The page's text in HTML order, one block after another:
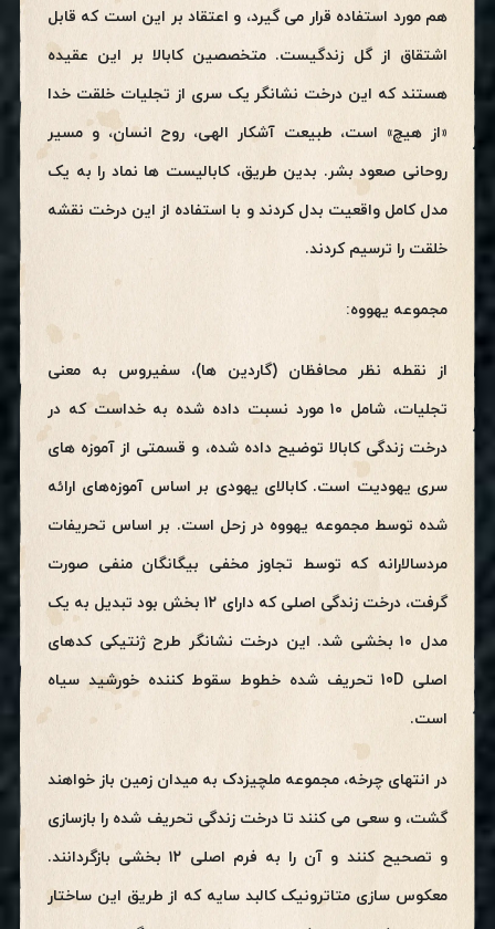
هم مورد استفاده قرار می گیرد، و اعتقاد بر این است که قابل
اشتقاق از گل زندگیست. متخصصین کابالا بر این عقیده
هستند که این درخت نشانگر یک سری از تجلیات خلقت خدا
«از هیچ» است، طبیعت آشکار الهی، روح انسان، و مسیر
روحانی صعود بشر. بدین طریق، کابالیست ها نماد را به یک
مدل کامل واقعیت بدل کردند و با استفاده از این درخت نقشه
خلقت را ترسیم کردند.
مجموعه یهووه:
از نقطه نظر محافظان (گاردین ها)، سفیروس به معنی
تجلیات، شامل ۱۰ مورد نسبت داده شده به خداست که در
درخت زندگی کابالا توضیح داده شده، و قسمتی از آموزه های
سری یهودیت است. کابالای یهودی بر اساس آموزه‌های ارائه
شده توسط مجموعه یهووه در زحل است. بر اساس تحریفات
مردسالارانه که توسط تجاوز مخفی بیگانگان منفی صورت
گرفت، درخت زندگی اصلی که دارای ۱۲ بخش بود تبدیل به یک
مدل ۱۰ بخشی شد. این درخت نشانگر طرح ژنتیکی کدهای
اصلی 10D تحریف شده خطوط سقوط کننده خورشید سیاه
است.
در انتهای چرخه، مجموعه ملچیزدک به میدان زمین باز خواهند
گشت، و سعی می کنند تا درخت زندگی تحریف شده را بازسازی
و تصحیح کنند و آن را به فرم اصلی ۱۲ بخشی بازگردانند.
معکوس سازی متاترونیک کالبد سایه که از طریق این ساختار